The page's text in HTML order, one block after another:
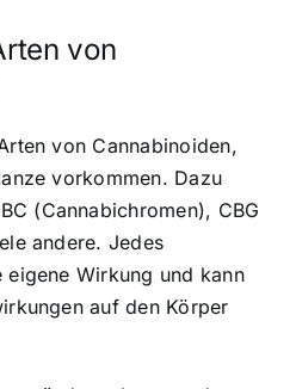
von
von Cannabinoiden,
vorkommen. Dazu
(Cannabichromen), CBG
andere. Jedes
eigene Wirkung und kann
auf den Körper